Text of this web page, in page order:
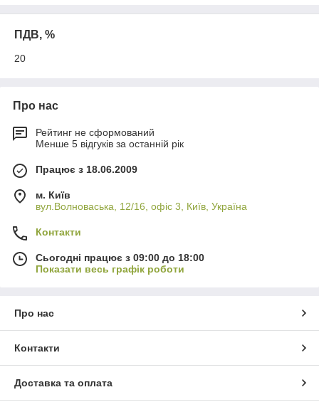
ПДВ, %
20
Про нас
Рейтинг не сформований
Менше 5 відгуків за останній рік
Працює з 18.06.2009
м. Київ
вул.Волноваська, 12/16, офіс 3, Київ, Україна
Контакти
Сьогодні працює з 09:00 до 18:00
Показати весь графік роботи
Про нас
Контакти
Доставка та оплата